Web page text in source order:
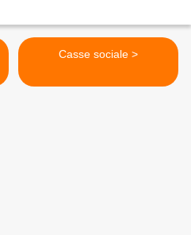
Casse sociale >